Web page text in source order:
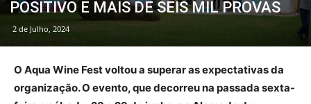
POSITIVO E MAIS DE SEIS MIL PROVAS
2 de Julho, 2024
O Aqua Wine Fest voltou a superar as expectativas da
organização. O evento, que decorreu na passada sexta-